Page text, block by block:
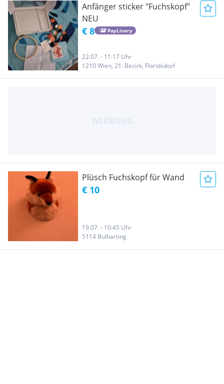
Anfänger sticker "Fuchskopf"
NEU
€ 8 PayLivery
22.07. - 11:17 Uhr
1210 Wien, 21. Bezirk, Floridsdorf
Plüsch Fuchskopf für Wand
€ 10
19.07. - 10:45 Uhr
5114 Bulharting